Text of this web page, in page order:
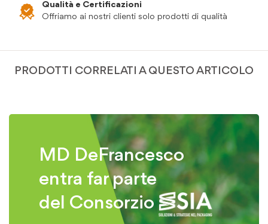
Qualità e Certificazioni
Offriamo ai nostri clienti solo prodotti di qualità
PRODOTTI CORRELATI A QUESTO ARTICOLO
MD DeFrancesco
entra far parte
del Consorzio